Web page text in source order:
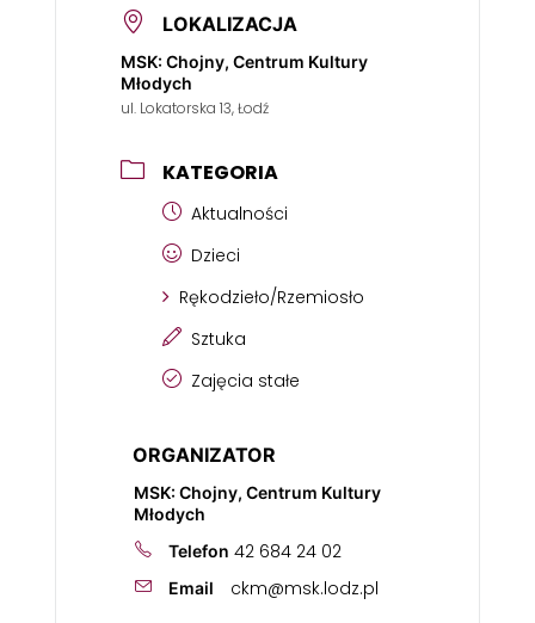
LOKALIZACJA
MSK: Chojny, Centrum Kultury
Młodych
ul. Lokatorska 13, Łodź
KATEGORIA
Aktualności
Dzieci
Rękodzieło/Rzemiosło
Sztuka
Zajęcia stałe
ORGANIZATOR
MSK: Chojny, Centrum Kultury
Młodych
Telefon 42 684 24 02
Email ckm@msk.lodz.pl